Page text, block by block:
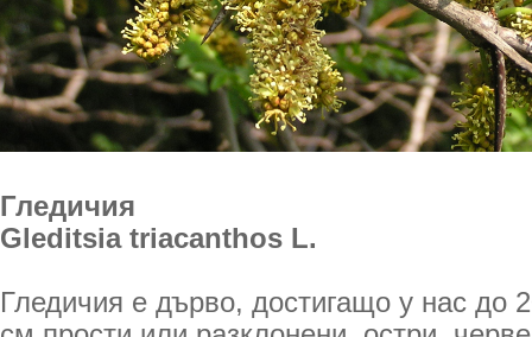
Гледичия
Gleditsia triacanthos L.
Гледичия е дърво, достигащо у нас до